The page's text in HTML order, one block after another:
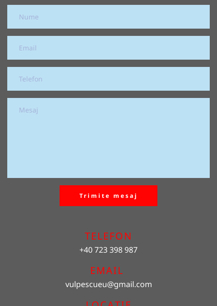
Trimite mesaj
TELEFON
+40 723 398 987
EMAIL
vulpescueu@gmail.com